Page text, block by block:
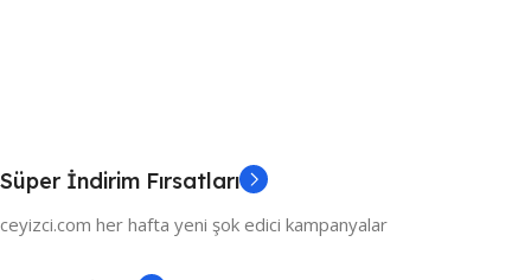
Süper İndirim Fırsatları
ceyizci.com her hafta yeni şok edici kampanyalar